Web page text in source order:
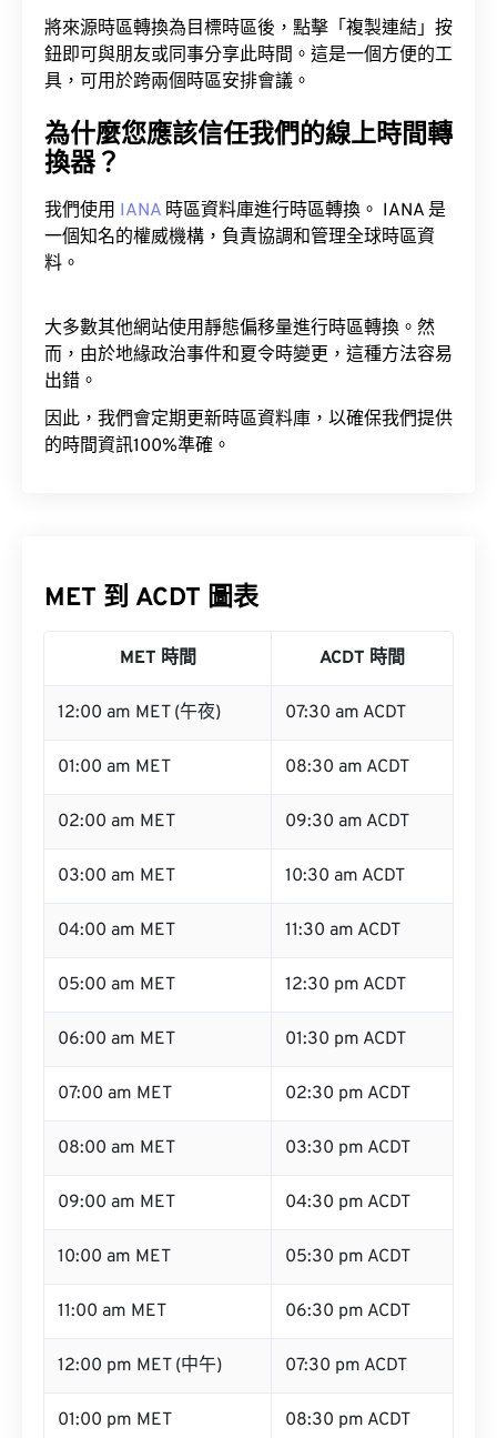
將來源時區轉換為目標時區後，點擊「複製連結」按
鈕即可與朋友或同事分享此時間。這是一個方便的工
具，可用於跨兩個時區安排會議。
為什麼您應該信任我們的線上時間轉
換器？
我們使用 IANA 時區資料庫進行時區轉換。 IANA 是
一個知名的權威機構，負責協調和管理全球時區資
料。
大多數其他網站使用靜態偏移量進行時區轉換。然
而，由於地緣政治事件和夏令時變更，這種方法容易
出錯。
因此，我們會定期更新時區資料庫，以確保我們提供
的時間資訊100%準確。
MET 到 ACDT 圖表
MET 時間 ACDT 時間
12:00 am MET (午夜) 07:30 am ACDT
01:00 am MET 08:30 am ACDT
02:00 am MET 09:30 am ACDT
03:00 am MET 10:30 am ACDT
04:00 am MET 11:30 am ACDT
05:00 am MET 12:30 pm ACDT
06:00 am MET 01:30 pm ACDT
07:00 am MET 02:30 pm ACDT
08:00 am MET 03:30 pm ACDT
09:00 am MET 04:30 pm ACDT
10:00 am MET 05:30 pm ACDT
11:00 am MET 06:30 pm ACDT
12:00 pm MET (中午) 07:30 pm ACDT
01:00 pm MET 08:30 pm ACDT